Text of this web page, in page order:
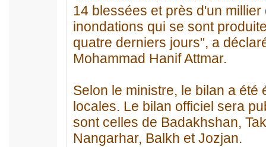
14 blessées et près d'un
inondations qui se sont
quatre derniers jours", a
Mohammad Hanif Attmar.
Selon le ministre, le bilan a
locales. Le bilan officiel sera
sont celles de Badakhshan,
Nangarhar, Balkh et Jozjan.